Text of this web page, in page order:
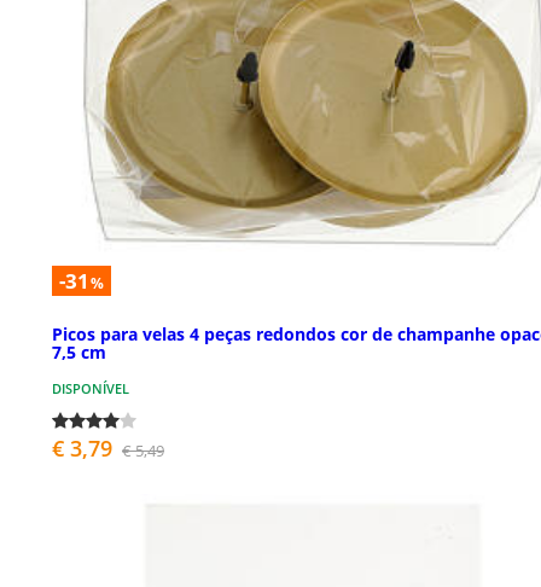
-31 %
Picos para velas 4 peças redondos cor de champanhe
7,5 cm
DISPONÍVEL
€ 3,79 € 5,49